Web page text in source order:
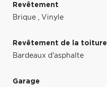
Revêtement
Brique , Vinyle
Revêtement de la toiture
Bardeaux d'asphalte
Garage